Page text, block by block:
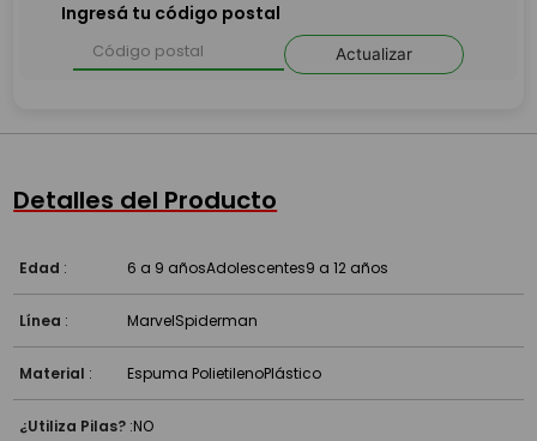
Ingresá tu código postal
Actualizar
Detalles del Producto
Edad : 6 a 9 añosAdolescentes9 a 12 años
Línea : MarvelSpiderman
Material : Espuma PolietilenoPlástico
¿Utiliza Pilas? :NO